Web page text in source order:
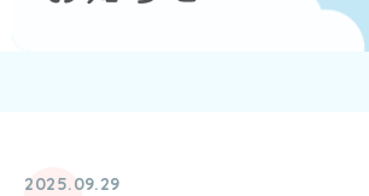
2025.09.29